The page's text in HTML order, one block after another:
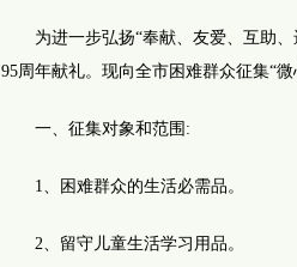
为进一步弘扬“奉献、友爱、互助、
95周年献礼。现向全市困难群众征集“微
一、征集对象和范围:
1、困难群众的生活必需品。
2、留守儿童生活学习用品。